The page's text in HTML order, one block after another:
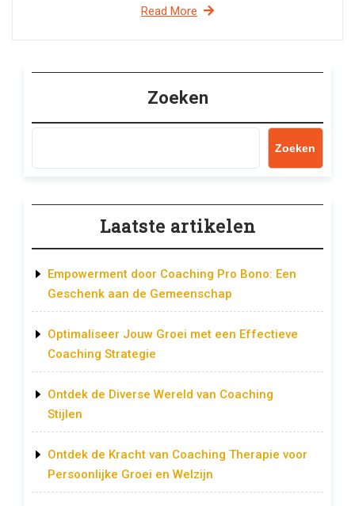
Read More
Zoeken
Zoeken
Laatste artikelen
Empowerment door Coaching Pro Bono: Een
Geschenk aan de Gemeenschap
Optimaliseer Jouw Groei met een Effectieve
Coaching Strategie
Ontdek de Diverse Wereld van Coaching
Stijlen
Ontdek de Kracht van Coaching Therapie voor
Persoonlijke Groei en Welzijn